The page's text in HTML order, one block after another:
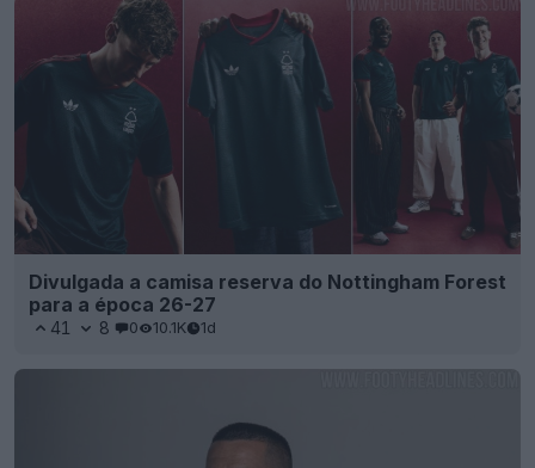
Divulgada a camisa reserva do Nottingham Forest
para a época 26-27
41 8 0 10.1K 1d